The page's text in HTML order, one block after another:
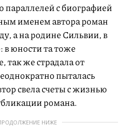
параллелей с биографией
именем автора роман
а на родине Сильвии, в
юности та тоже
так же страдала от
пыталась
свела счеты с жизнью
романа.
НИЖЕ